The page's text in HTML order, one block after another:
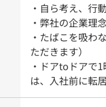
・自ら考え、行
・弊社の企業理
・たばこを吸わ
ただきます）
・ドアtoドアで
は、入社前に転